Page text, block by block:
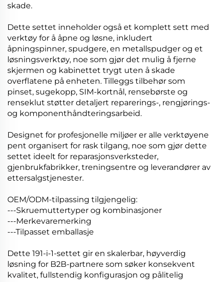
skade.
Dette settet inneholder også et komplett sett med
verktøy for å åpne og løsne, inkludert
åpningspinner, spudgere, en metallspudger og et
løsningsverktøy, noe som gjør det mulig å fjerne
skjermen og kabinettet trygt uten å skade
overflatene på enheten. Tilleggs tilbehør som
pinset, sugekopp, SIM-kortnål, rensebørste og
renseklut støtter detaljert reparerings-, rengjørings-
og komponenthåndteringsarbeid.
Designet for profesjonelle miljøer er alle verktøyene
pent organisert for rask tilgang, noe som gjør dette
settet ideelt for reparasjonsverksteder,
gjenbrukfabrikker, treningsentre og leverandører av
ettersalgstjenester.
OEM/ODM-tilpassing tilgjengelig:
---Skruemuttertyper og kombinasjoner
---Merkevaremerking
---Tilpasset emballasje
Dette 191-i-1-settet gir en skalerbar, høyverdig
løsning for B2B-partnere som søker konsekvent
kvalitet, fullstendig konfigurasjon og pålitelig